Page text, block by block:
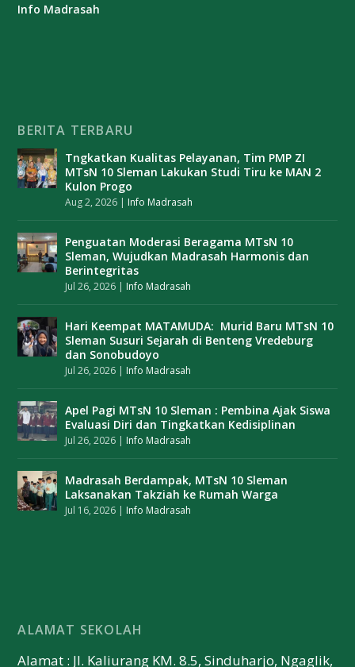
Info Madrasah
BERITA TERBARU
Tngkatkan Kualitas Pelayanan, Tim PMP ZI
MTsN 10 Sleman Lakukan Studi Tiru ke MAN 2
Kulon Progo
Aug 2, 2026 | Info Madrasah
Penguatan Moderasi Beragama MTsN 10
Sleman, Wujudkan Madrasah Harmonis dan
Berintegritas
Jul 26, 2026 | Info Madrasah
Hari Keempat MATAMUDA: Murid Baru MTsN 10
Sleman Susuri Sejarah di Benteng Vredeburg
dan Sonobudoyo
Jul 26, 2026 | Info Madrasah
Apel Pagi MTsN 10 Sleman : Pembina Ajak Siswa
Evaluasi Diri dan Tingkatkan Kedisiplinan
Jul 26, 2026 | Info Madrasah
Madrasah Berdampak, MTsN 10 Sleman
Laksanakan Takziah ke Rumah Warga
Jul 16, 2026 | Info Madrasah
ALAMAT SEKOLAH
Alamat : Jl. Kaliurang KM. 8.5, Sinduharjo, Ngaglik,